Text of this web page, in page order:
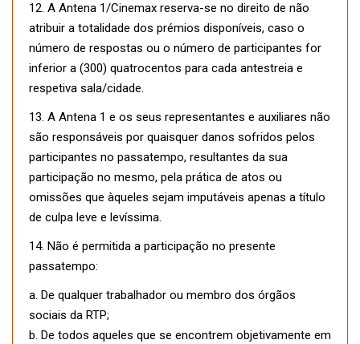
12. A Antena 1/Cinemax reserva-se no direito de não
atribuir a totalidade dos prémios disponíveis, caso o
número de respostas ou o número de participantes for
inferior a (300) quatrocentos para cada antestreia e
respetiva sala/cidade.
13. A Antena 1 e os seus representantes e auxiliares não
são responsáveis por quaisquer danos sofridos pelos
participantes no passatempo, resultantes da sua
participação no mesmo, pela prática de atos ou
omissões que àqueles sejam imputáveis apenas a título
de culpa leve e levíssima.
14. Não é permitida a participação no presente
passatempo:
a. De qualquer trabalhador ou membro dos órgãos
sociais da RTP;
b. De todos aqueles que se encontrem objetivamente em